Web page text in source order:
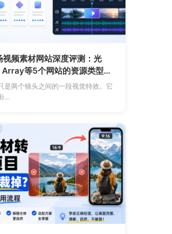
频素材网站深度评测：光
等5个网站的资源类型、
业授权全面对比
是两个镜头之间的一段视觉特效。它
...